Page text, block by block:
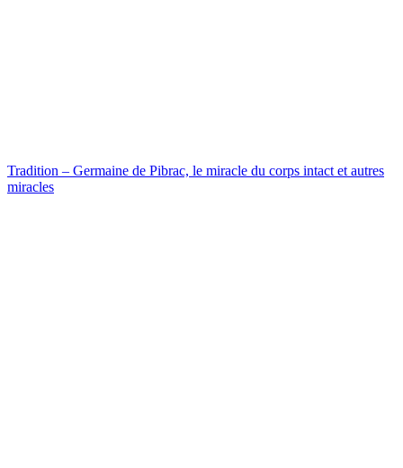
Tradition – Germaine de Pibrac, le miracle du corps intact et autres
miracles